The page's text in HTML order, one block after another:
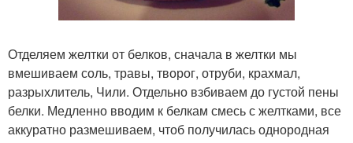
Отделяем желтки от белков, сначала в желтки мы
вмешиваем соль, травы, творог, отруби, крахмал,
разрыхлитель, Чили. Отдельно взбиваем до густой пены
белки. Медленно вводим к белкам смесь с желтками, все
аккуратно размешиваем, чтоб получилась однородная